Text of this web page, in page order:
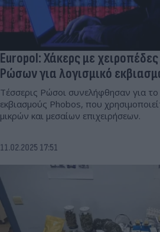
Europol: Χάκερς με
Ρώσων για λογισμικό
Τέσσερις Ρώσοι συνελήφθησαν για το
εκβιασμούς Phobos, που
μικρών και μεσαίων επιχειρήσεων.
11.02.2025 17:51